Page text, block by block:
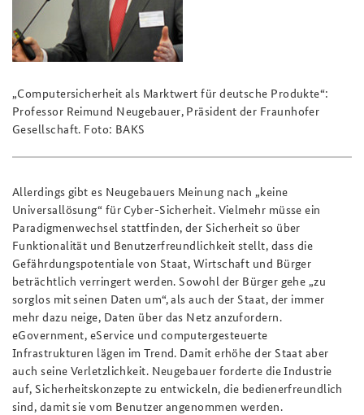
„Computersicherheit als Marktwert für deutsche Produkte“:
Professor Reimund Neugebauer, Präsident der Fraunhofer
Gesellschaft. Foto: BAKS
Allerdings gibt es Neugebauers Meinung nach „keine
Universallösung“ für Cyber-Sicherheit. Vielmehr müsse ein
Paradigmenwechsel stattfinden, der Sicherheit so über
Funktionalität und Benutzerfreundlichkeit stellt, dass die
Gefährdungspotentiale von Staat, Wirtschaft und Bürger
beträchtlich verringert werden. Sowohl der Bürger gehe „zu
sorglos mit seinen Daten um“, als auch der Staat, der immer
mehr dazu neige, Daten über das Netz anzufordern.
eGovernment, eService und computergesteuerte
Infrastrukturen lägen im Trend. Damit erhöhe der Staat aber
auch seine Verletzlichkeit. Neugebauer forderte die Industrie
auf, Sicherheitskonzepte zu entwickeln, die bedienerfreundlich
sind, damit sie vom Benutzer angenommen werden.